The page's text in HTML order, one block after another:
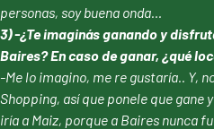
personas, soy buena onda…
3) -¿Te imaginás ganando y
Baires? En caso de ganar, ¿qué
-Me lo imagino, me re gustaría.. Y,
Shopping, así que ponele que gane
iría a Maiz, porque a Baires nunca